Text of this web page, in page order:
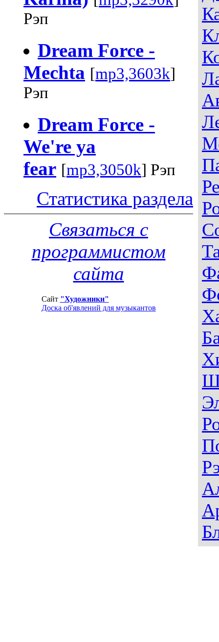
Рэп
Dream Force -
Mechta [mp3,3603k]
Рэп
Dream Force -
We're ya
fear [mp3,3050k] Рэп
Статистика раздела
Связаться с
программистом
сайта
Сайт "Художники"
Доска об'явлений для музыкантов